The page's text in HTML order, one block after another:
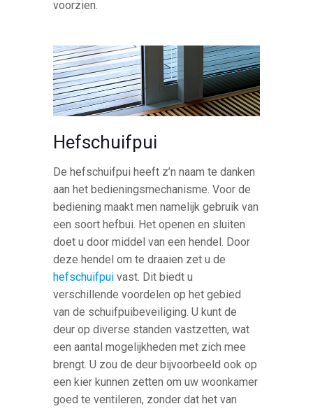
voorzien.
Hefschuifpui
De hefschuifpui heeft z’n naam te danken
aan het bedieningsmechanisme. Voor de
bediening maakt men namelijk gebruik van
een soort hefbui. Het openen en sluiten
doet u door middel van een hendel. Door
deze hendel om te draaien zet u de
hefschuifpui vast. Dit biedt u
verschillende voordelen op het gebied
van de schuifpuibeveiliging. U kunt de
deur op diverse standen vastzetten, wat
een aantal mogelijkheden met zich mee
brengt. U zou de deur bijvoorbeeld ook op
een kier kunnen zetten om uw woonkamer
goed te ventileren, zonder dat het van